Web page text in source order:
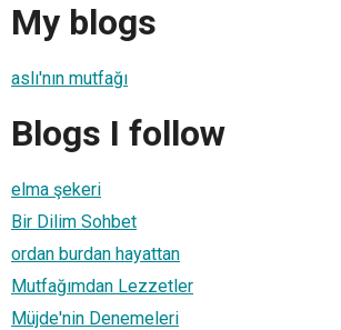
My blogs
aslı'nın mutfağı
Blogs I follow
elma şekeri
Bir Dilim Sohbet
ordan burdan hayattan
Mutfağımdan Lezzetler
Müjde'nin Denemeleri